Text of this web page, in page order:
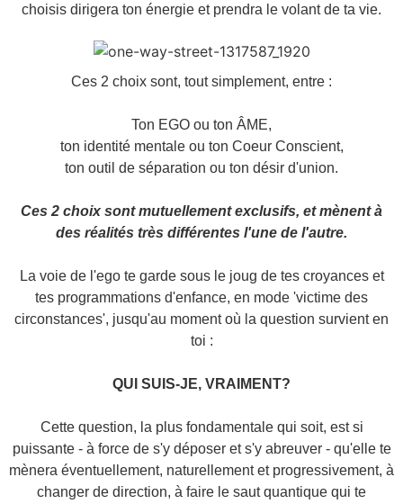
choisis dirigera ton énergie et prendra le volant de ta vie.
Ces 2 choix sont, tout simplement, entre :
Ton EGO ou ton ÂME,
ton identité mentale ou ton Coeur Conscient,
ton outil de séparation ou ton désir d'union.
Ces 2 choix sont mutuellement exclusifs, et mènent à
des réalités très différentes l'une de l'autre.
La voie de l'ego te garde sous le joug de tes croyances et
tes programmations d'enfance, en mode 'victime des
circonstances', jusqu'au moment où la question survient en
toi :
QUI SUIS-JE, VRAIMENT?
Cette question, la plus fondamentale qui soit, est si
puissante - à force de s'y déposer et s'y abreuver - qu'elle te
mènera éventuellement, naturellement et progressivement, à
changer de direction, à faire le saut quantique qui te